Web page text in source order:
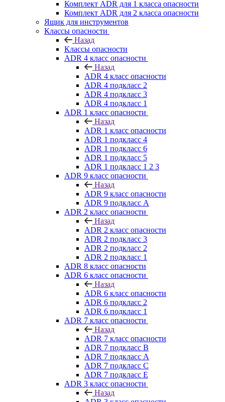
Комплект ADR для 1 класса опасности
Комплект ADR для 2 класса опасности
Ящик для инструментов
Классы опасности
Назад
Классы опасности
ADR 4 класс опасности
Назад
ADR 4 класс опасности
ADR 4 подкласс 2
ADR 4 подкласс 3
ADR 4 подкласс 1
ADR 1 класс опасности
Назад
ADR 1 класс опасности
ADR 1 подкласс 4
ADR 1 подкласс 6
ADR 1 подкласс 5
ADR 1 подкласс 1 2 3
ADR 9 класс опасности
Назад
ADR 9 класс опасности
ADR 9 подкласс A
ADR 2 класс опасности
Назад
ADR 2 класс опасности
ADR 2 подкласс 3
ADR 2 подкласс 2
ADR 2 подкласс 1
ADR 8 класс опасности
ADR 6 класс опасности
Назад
ADR 6 класс опасности
ADR 6 подкласс 2
ADR 6 подкласс 1
ADR 7 класс опасности
Назад
ADR 7 класс опасности
ADR 7 подкласс B
ADR 7 подкласс A
ADR 7 подкласс C
ADR 7 подкласс E
ADR 3 класс опасности
Назад